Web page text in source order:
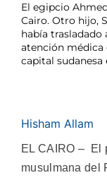
El egipcio
Cairo. Otro hijo,
había trasladado
atención médica
capital sudanesa
Hisham Allam
EL CAIRO – El
musulmana del